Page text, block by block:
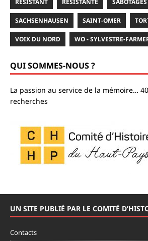
RÉSISTANT RÉSISTANTE SABOTAGES
SACHSENHAUSEN SAINT-OMER
VOIX DU NORD WO - SYLVESTRE-
QUI SOMMES-NOUS ?
La passion au service de la mémoire…
recherches
UN SITE PUBLIÉ PAR LE COMITÉ
Contacts